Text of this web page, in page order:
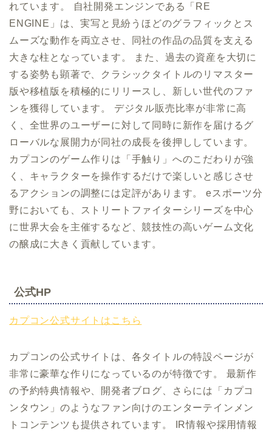
れています。 自社開発エンジンである「RE
ENGINE」は、実写と見紛うほどのグラフィックとス
ムーズな動作を両立させ、同社の作品の品質を支える
大きな柱となっています。 また、過去の資産を大切に
する姿勢も顕著で、クラシックタイトルのリマスター
版や移植版を積極的にリリースし、新しい世代のファ
ンを獲得しています。 デジタル販売比率が非常に高
く、全世界のユーザーに対して同時に新作を届けるグ
ローバルな展開力が同社の成長を後押ししています。
カプコンのゲーム作りは「手触り」へのこだわりが強
く、キャラクターを操作するだけで楽しいと感じさせ
るアクションの調整には定評があります。 eスポーツ分
野においても、ストリートファイターシリーズを中心
に世界大会を主催するなど、競技性の高いゲーム文化
の醸成に大きく貢献しています。
公式HP
カプコン公式サイトはこちら
カプコンの公式サイトは、各タイトルの特設ページが
非常に豪華な作りになっているのが特徴です。 最新作
の予約特典情報や、開発者ブログ、さらには「カプコ
ンタウン」のようなファン向けのエンターテインメン
トコンテンツも提供されています。 IR情報や採用情報